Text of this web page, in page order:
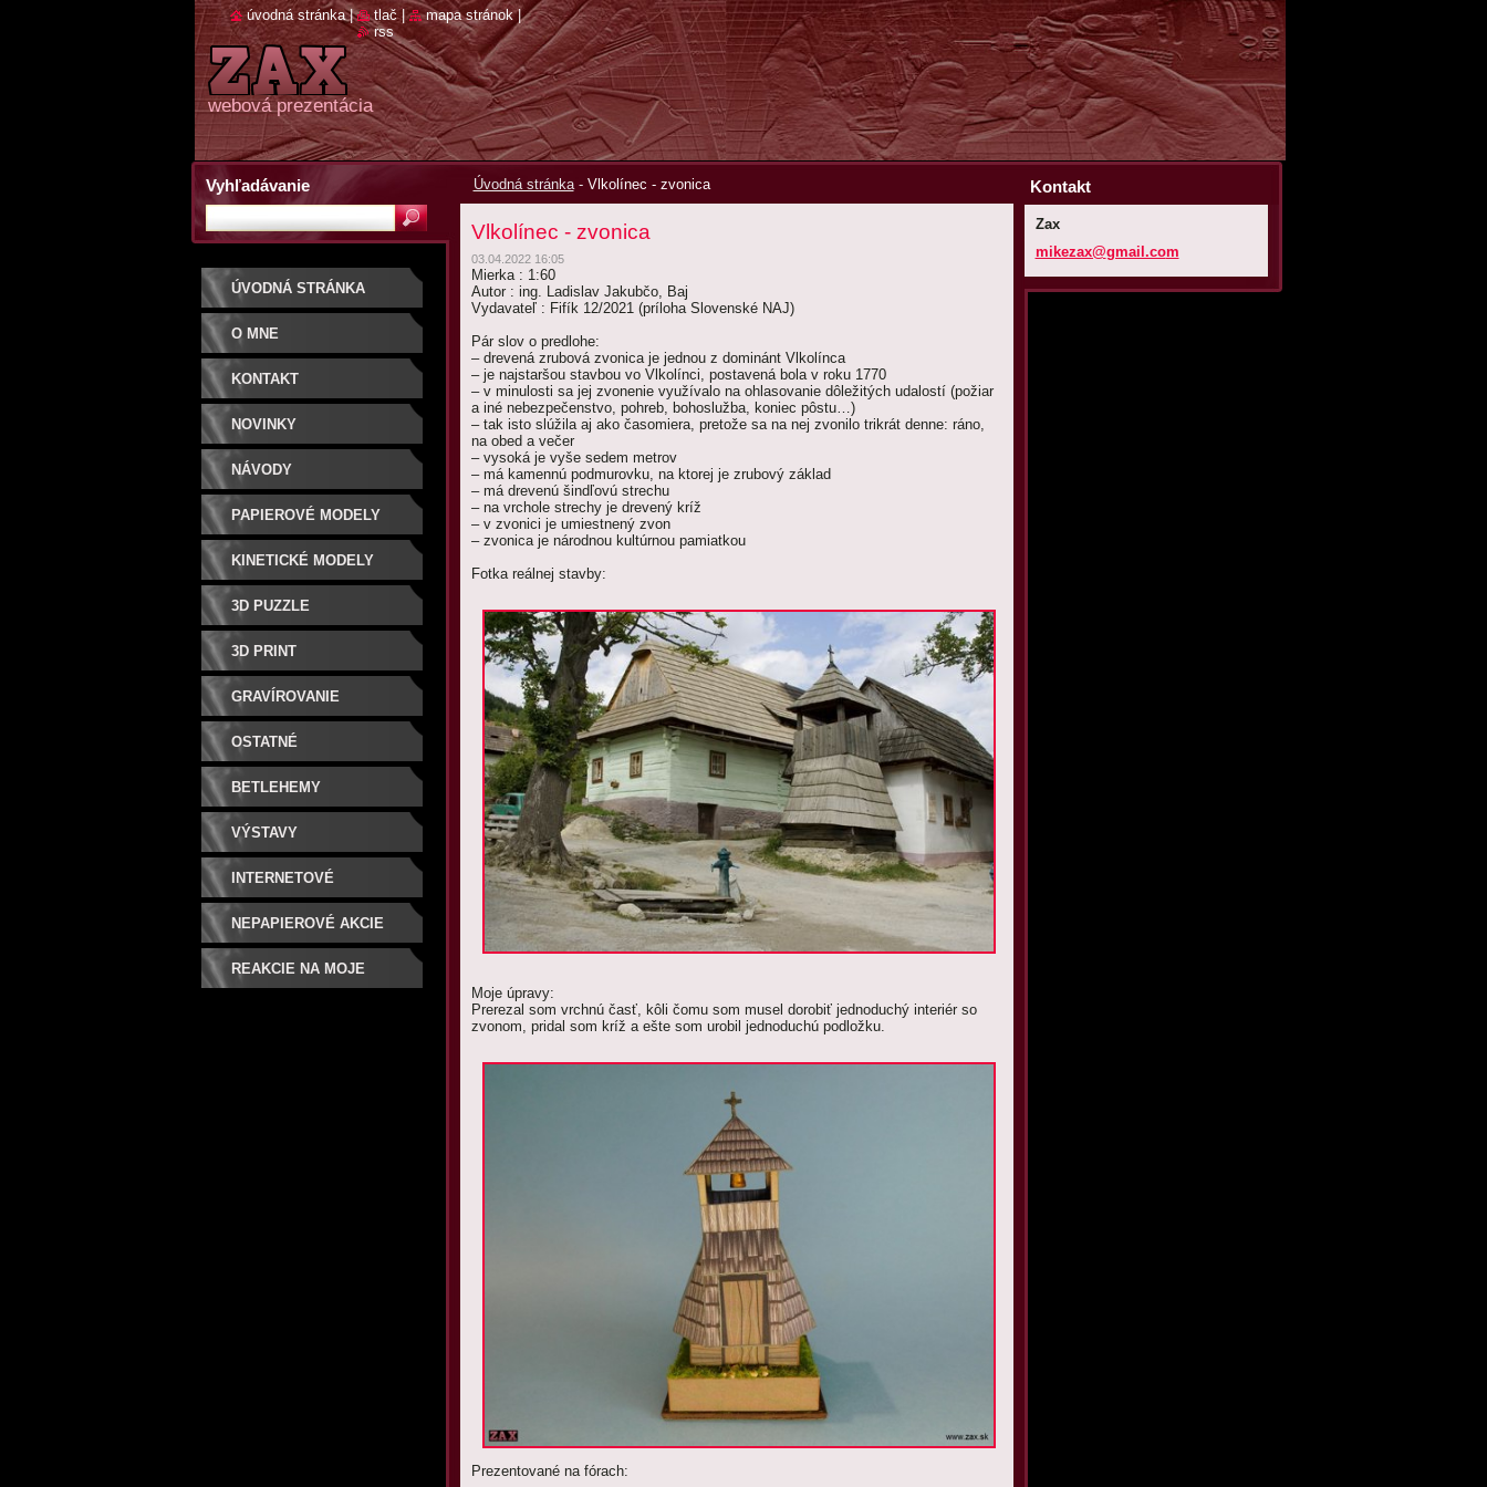
webová prezentácia
Úvodná stránka - Vlkolínec - zvonica
Vlkolínec - zvonica
03.04.2022 16:05
Mierka : 1:60
Autor : ing. Ladislav Jakubčo, Baj
Vydavateľ : Fifík 12/2021 (príloha Slovenské NAJ)
Pár slov o predlohe:
– drevená zrubová zvonica je jednou z dominánt Vlkolínca
– je najstaršou stavbou vo Vlkolínci, postavená bola v roku 1770
– v minulosti sa jej zvonenie využívalo na ohlasovanie dôležitých udalostí (požiar
a iné nebezpečenstvo, pohreb, bohoslužba, koniec pôstu…)
– tak isto slúžila aj ako časomiera, pretože sa na nej zvonilo trikrát denne: ráno,
na obed a večer
– vysoká je vyše sedem metrov
– má kamennú podmurovku, na ktorej je zrubový základ
– má drevenú šindľovú strechu
– na vrchole strechy je drevený kríž
– v zvonici je umiestnený zvon
– zvonica je národnou kultúrnou pamiatkou
Fotka reálnej stavby:
Moje úpravy:
Prerezal som vrchnú časť, kôli čomu som musel dorobiť jednoduchý interiér so
zvonom, pridal som kríž a ešte som urobil jednoduchú podložku.
Prezentované na fórach:
ÚVODNÁ STRÁNKA
O MNE
KONTAKT
NOVINKY
NÁVODY
PAPIEROVÉ MODELY
KINETICKÉ MODELY
3D PUZZLE
3D PRINT
GRAVÍROVANIE
OSTATNÉ
BETLEHEMY
VÝSTAVY
INTERNETOVÉ
SÚŤAŽE/CENY
NEPAPIEROVÉ AKCIE
REAKCIE NA MOJE
Kontakt
Zax
mikezax@gmail.com
Vyhľadávanie
úvodná stránka | tlač | mapa stránok |
rss